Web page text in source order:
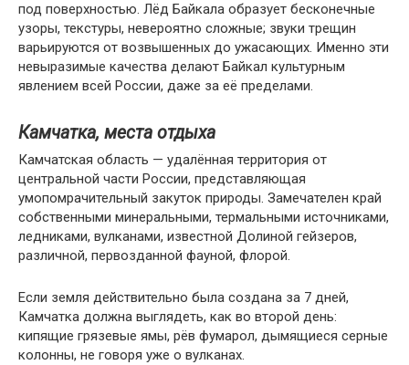
под поверхностью. Лёд Байкала образует бесконечные
узоры, текстуры, невероятно сложные; звуки трещин
варьируются от возвышенных до ужасающих. Именно эти
невыразимые качества делают Байкал культурным
явлением всей России, даже за её пределами.
Камчатка, места отдыха
Камчатская область — удалённая территория от
центральной части России, представляющая
умопомрачительный закуток природы. Замечателен край
собственными минеральными, термальными источниками,
ледниками, вулканами, известной Долиной гейзеров,
различной, первозданной фауной, флорой.
Если земля действительно была создана за 7 дней,
Камчатка должна выглядеть, как во второй день:
кипящие грязевые ямы, рёв фумарол, дымящиеся серные
колонны, не говоря уже о вулканах.